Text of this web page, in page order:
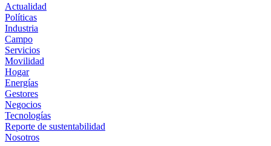
Actualidad
Políticas
Industria
Campo
Servicios
Movilidad
Hogar
Energías
Gestores
Negocios
Tecnologías
Reporte de sustentabilidad
Nosotros